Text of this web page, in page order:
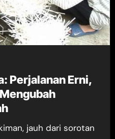
Perjalanan Erni,